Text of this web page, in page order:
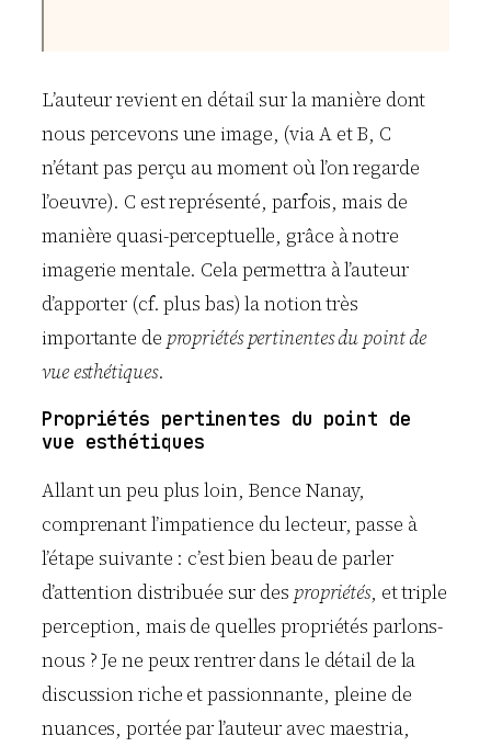
L’auteur revient en détail sur la manière dont
nous percevons une image, (via A et B, C
n’étant pas perçu au moment où l’on regarde
l’oeuvre). C est représenté, parfois, mais de
manière quasi-perceptuelle, grâce à notre
imagerie mentale. Cela permettra à l’auteur
d’apporter (cf. plus bas) la notion très
importante de propriétés pertinentes du point de
vue esthétiques.
Propriétés pertinentes du point de
vue esthétiques
Allant un peu plus loin, Bence Nanay,
comprenant l’impatience du lecteur, passe à
l’étape suivante : c’est bien beau de parler
d’attention distribuée sur des propriétés, et triple
perception, mais de quelles propriétés parlons-
nous ? Je ne peux rentrer dans le détail de la
discussion riche et passionnante, pleine de
nuances, portée par l’auteur avec maestria,